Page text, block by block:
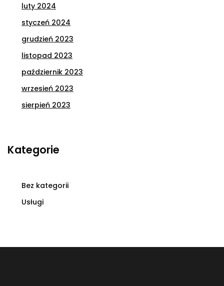
luty 2024
styczeń 2024
grudzień 2023
listopad 2023
październik 2023
wrzesień 2023
sierpień 2023
Kategorie
Bez kategorii
Usługi